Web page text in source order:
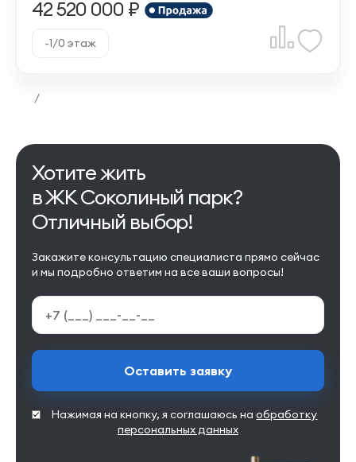
42 520 000 ₽
-1/0 этаж
/
Хотите жить
в ЖК Соколиный парк?
Отличный выбор!
Закажите консультацию специалиста прямо сейчас
и мы подробно ответим на все ваши вопросы!
Оставить заявку
Нажимая на кнопку, я соглашаюсь наобработку
персональных данных